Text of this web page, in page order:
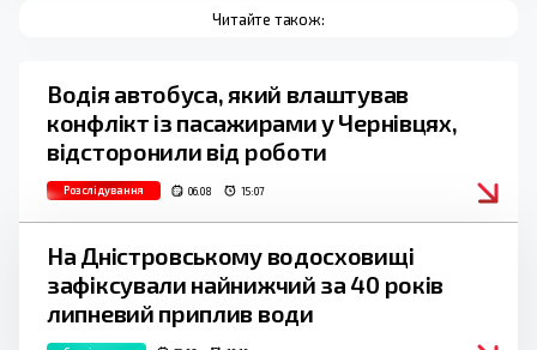
Читайте також:
Водія автобуса, який влаштував
конфлікт із пасажирами у Чернівцях,
відсторонили від роботи
Розслідування 06.08 15:07
На Дністровському водосховищі
зафіксували найнижчий за 40 років
липневий приплив води